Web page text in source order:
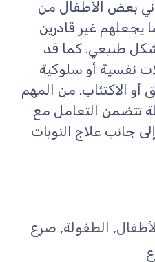
بعض الأطفال من
غير قادرين
طبيعي. كما قد
نفسية أو سلوكية
أو الاكتئاب. من المهم
تتضمن التعامل مع
جانب علاج النوبات
, الطفولة, صرع